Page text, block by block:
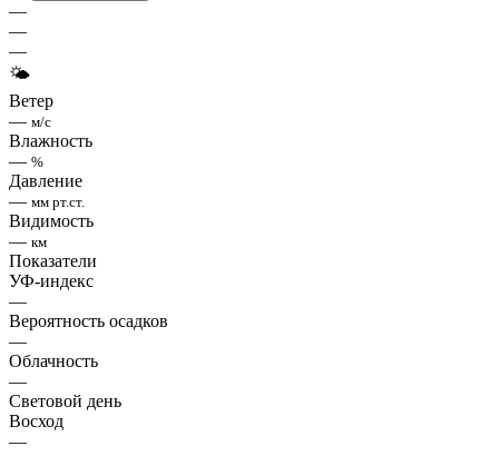
—
—
—
🌤
Ветер
— м/с
Влажность
— %
Давление
— мм рт.ст.
Видимость
— км
Показатели
УФ-индекс
—
Вероятность осадков
—
Облачность
—
Световой день
Восход
—